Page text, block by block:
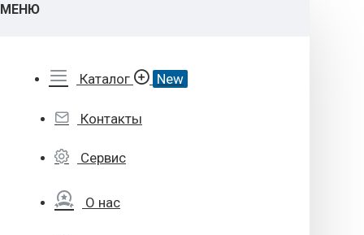
МЕНЮ
Каталог New
Контакты
Сервис
О нас